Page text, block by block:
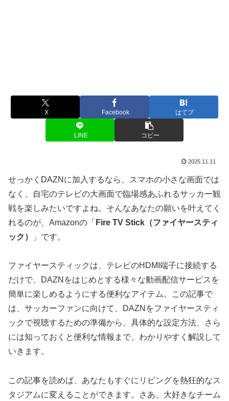
X Facebook はてブ
LINE コピー
2025.11.11
せっかくDAZNに加入するなら、スマホの小さな画面では
なく、自宅のテレビの大画面で臨場感あふれるサッカー観
戦を楽しみたいですよね。そんなあなたの願いを叶えてく
れるのが、Amazonの「 Fire TV Stick（ファイヤースティ
ック）
」です。
ファイヤースティックは、テレビのHDMI端子に接続する
だけで、DAZNをはじめとする様々な動画配信サービスを
簡単に楽しめるようにする便利なアイテム。この記事で
は、サッカーファンに向けて、DAZNをファイヤースティ
ックで視聴するための準備から、具体的な設定方法、さら
には知っておくと便利な情報まで、わかりやすく解説して
いきます。
この記事を読めば、あなたもすぐにリビングを熱狂的なス
タジアムに変えることができます。さあ、大好きなチーム